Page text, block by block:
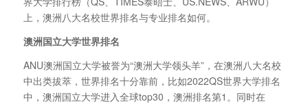
上，澳洲八大名校世界排名与专业排名如何。
澳洲国立大学世界排名
ANU澳洲国立大学被誉为“澳洲大学领头羊”，在澳洲八大名校
中出类拔萃，世界排名十分靠前，比如2022QS世界大学排名
中，澳洲国立大学进入全球top30，澳洲排名第1。同时在